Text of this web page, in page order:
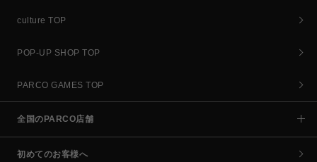
culture TOP
POP-UP SHOP TOP
PARCO GAMES TOP
全国のPARCO店舗
初めてのお客様へ